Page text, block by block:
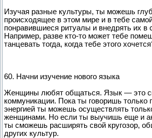
Изучая разные культуры, ты можешь
происходящее в этом мире и в тебе
понравившиеся ритуалы и внедрять их в
Например, разве кто-то может тебе
танцевать тогда, когда тебе этого
60. Начни изучение нового языка
Женщины любят общаться. Язык — это
коммуникации. Пока ты говоришь только
энергией ты можешь осуществлять
женщинами. Но если ты выучишь еще и
ты сможешь расширять свой кругозор,
других культур.